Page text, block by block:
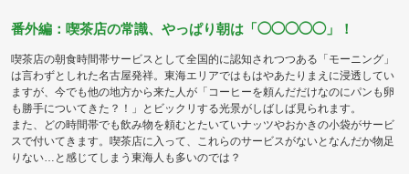
番外編：喫茶店の常識、やっぱり朝は「◯◯◯◯◯」！
喫茶店の朝食時間帯サービスとして全国的に認知されつつある「モーニング」
は言わずとしれた名古屋発祥。東海エリアではもはやあたりまえに浸透してい
ますが、今でも他の地方から来た人が「コーヒーを頼んだだけなのにパンも卵
も勝手についてきた？！」とビックリする光景がしばしば見られます。
また、どの時間帯でも飲み物を頼むとたいていナッツやおかきの小袋がサービ
スで付いてきます。喫茶店に入って、これらのサービスがないとなんだか物足
りない…と感じてしまう東海人も多いのでは？